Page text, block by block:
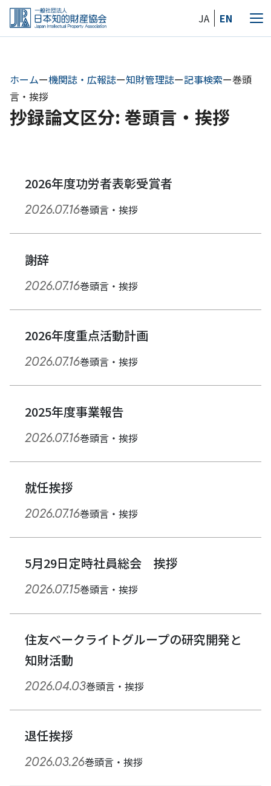
Skip
the
JA EN
メ
ホームー機関誌・広報誌ー知財管理誌ー記事検索ー巻頭
言・挨拶
抄録論文区分: 巻頭言・挨拶
2026年度功労者表彰受賞者
2026.07.16巻頭言・挨拶
謝辞
2026.07.16巻頭言・挨拶
2026年度重点活動計画
2026.07.16巻頭言・挨拶
2025年度事業報告
2026.07.16巻頭言・挨拶
就任挨拶
2026.07.16巻頭言・挨拶
5月29日定時社員総会 挨拶
2026.07.15巻頭言・挨拶
住友ベークライトグループの研究開発と
知財活動
2026.04.03巻頭言・挨拶
退任挨拶
2026.03.26巻頭言・挨拶